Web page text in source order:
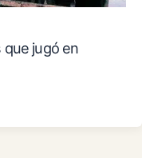
que jugó en